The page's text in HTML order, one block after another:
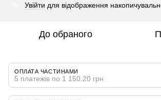
Увійти для відображення
До обраного
ОПЛАТА ЧАСТИНАМИ
5 платежів по 1 150.20 грн